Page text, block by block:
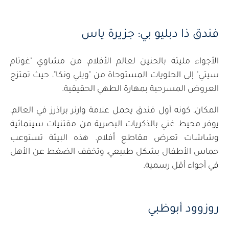
فندق ذا دبليو بي: جزيرة ياس
الأجواء مليئة بالحنين لعالم الأفلام، من مشاوي "غوثام
سيتي" إلى الحلويات المستوحاة من "ويلي ونكا"، حيث تمتزج
العروض المسرحية بمهارة الطهي الحقيقية.
المكان، كونه أول فندق يحمل علامة وارنر براذرز في العالم،
يوفر محيط غني بالذكريات البصرية من مقتنيات سينمائية
وشاشات تعرض مقاطع أفلام. هذه البيئة تستوعب
حماس الأطفال بشكل طبيعي، وتخفف الضغط عن الأهل
في أجواء أقل رسمية.
روزوود أبوظبي